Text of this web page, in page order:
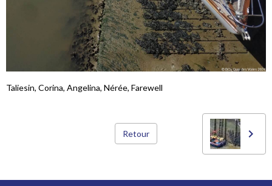
Taliesin, Corina, Angelina, Nérée, Farewell
Retour